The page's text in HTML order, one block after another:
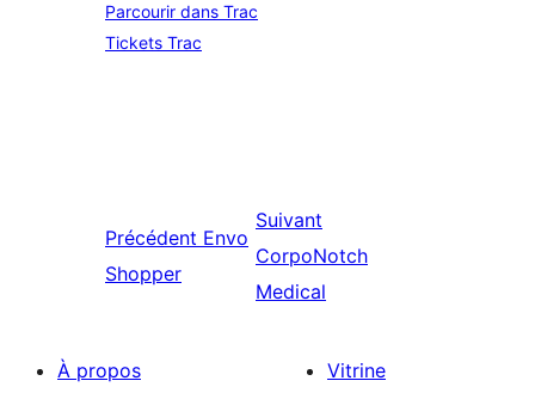
Parcourir dans Trac
Tickets Trac
Précédent Envo
Shopper
Suivant
CorpoNotch
Medical
À propos
Vitrine